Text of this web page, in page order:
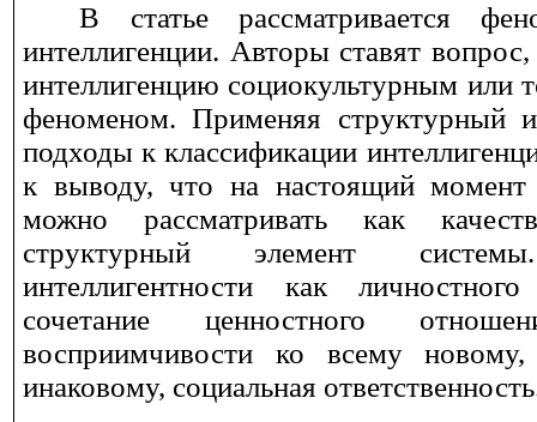
В статье рассматривается
интеллигенции. Авторы ставят
интеллигенцию социокультурным или
феноменом. Применяя структурный
подходы к классификации
к выводу, что на настоящий момент
можно рассматривать как
структурный элемент
интеллигентности как
сочетание ценностного
восприимчивости ко всему новому,
инаковому, социальная